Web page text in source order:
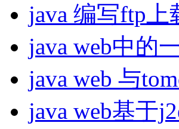
java 编写ftp上
java web中的
java web 与
java web基于